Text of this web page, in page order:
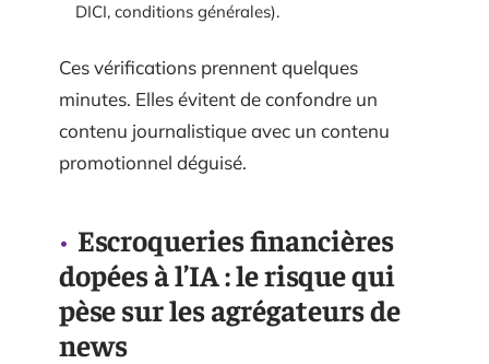
DICI, conditions générales).
Ces vérifications prennent quelques
minutes. Elles évitent de confondre un
contenu journalistique avec un contenu
promotionnel déguisé.
Escroqueries financières
dopées à l’IA : le risque qui
pèse sur les agrégateurs de
news